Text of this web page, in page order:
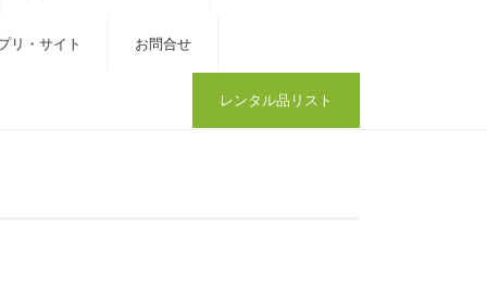
リ・サイト お問合せ
レンタル品リスト